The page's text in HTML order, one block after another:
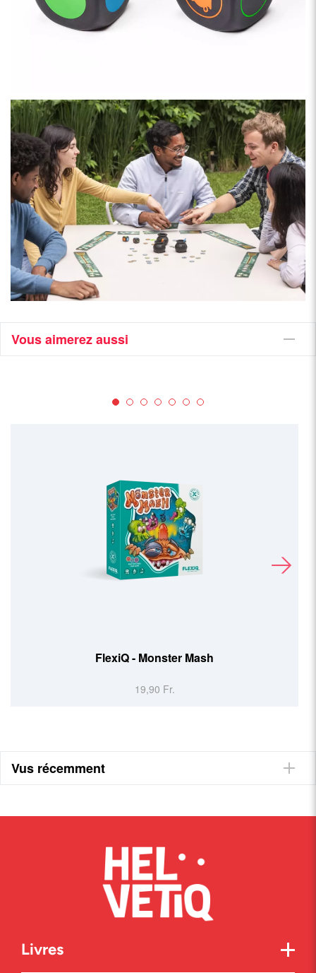
Vous aimerez aussi
FlexiQ - Orbito
29,90 Fr.
Vus récemment
Livres